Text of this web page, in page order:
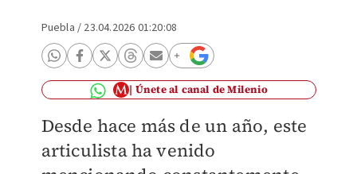
Puebla / 23.04.2026 01:20:08
Únete al canal de Milenio
Desde hace más de un año, este
articulista ha venido